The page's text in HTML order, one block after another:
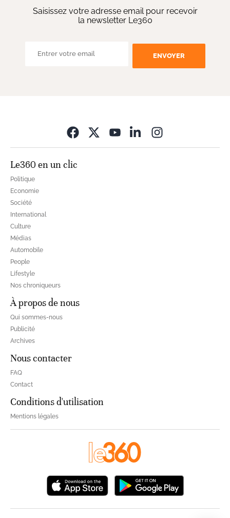
Saisissez votre adresse email pour recevoir
la newsletter Le360
ENVOYER
Le360 en un clic
Politique
Economie
Société
International
Culture
Médias
Automobile
People
Lifestyle
Nos chroniqueurs
À propos de nous
Qui sommes-nous
Publicité
Archives
Nous contacter
FAQ
Contact
Conditions d'utilisation
Mentions légales